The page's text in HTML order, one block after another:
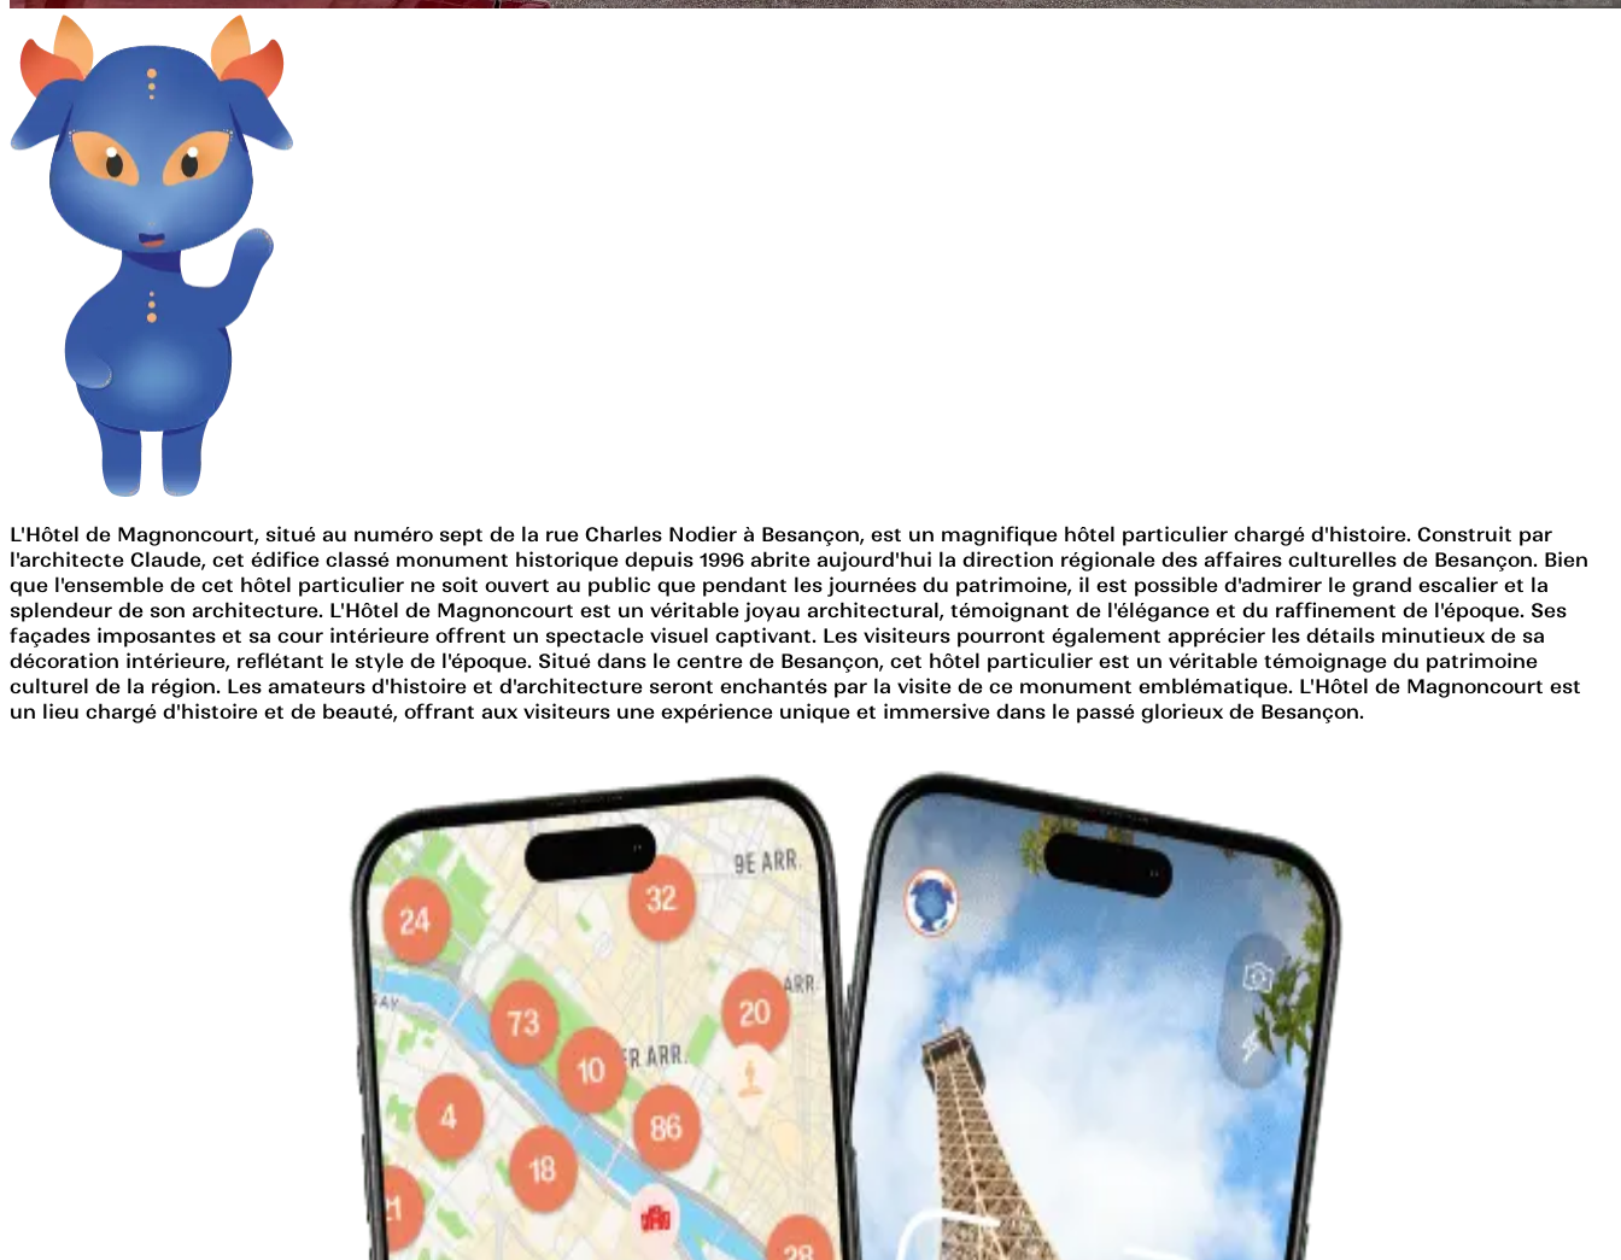
L'Hôtel de Magnoncourt, situé au numéro sept de la rue Charles Nodier à Besançon, est un magnifique hôtel particulier chargé d'histoire. Construit par
l'architecte Claude, cet édifice classé monument historique depuis 1996 abrite aujourd'hui la direction régionale des affaires culturelles de Besançon. Bien
que l'ensemble de cet hôtel particulier ne soit ouvert au public que pendant les journées du patrimoine, il est possible d'admirer le grand escalier et la
splendeur de son architecture. L'Hôtel de Magnoncourt est un véritable joyau architectural, témoignant de l'élégance et du raffinement de l'époque. Ses
façades imposantes et sa cour intérieure offrent un spectacle visuel captivant. Les visiteurs pourront également apprécier les détails minutieux de sa
décoration intérieure, reflétant le style de l'époque. Situé dans le centre de Besançon, cet hôtel particulier est un véritable témoignage du patrimoine
culturel de la région. Les amateurs d'histoire et d'architecture seront enchantés par la visite de ce monument emblématique. L'Hôtel de Magnoncourt est
un lieu chargé d'histoire et de beauté, offrant aux visiteurs une expérience unique et immersive dans le passé glorieux de Besançon.